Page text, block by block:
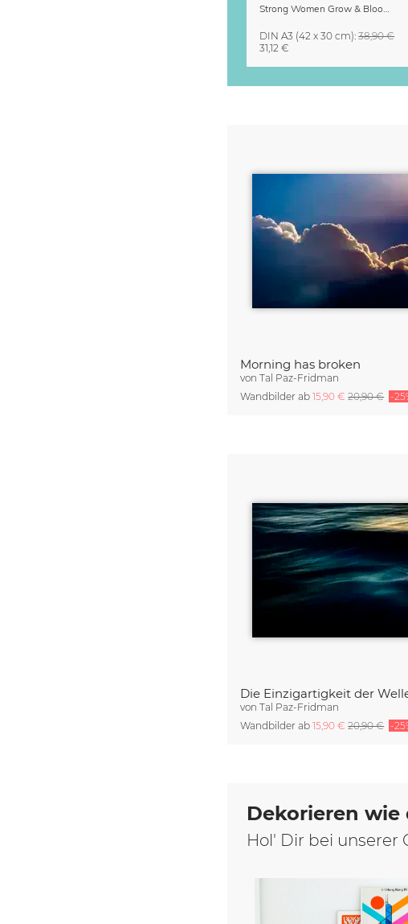
Morning has broken
vonTal Paz-Fridman
Wandbilder ab15,90 €20,90 € -
Die Einzigartigkeit der
vonTal Paz-Fridman
Wandbilder ab15,90 €20,90 € -
Strong Women Grow & Bloom Kalender 2027
DIN A3 (42 x 30 cm):38,90 €
31,12 €
Dekorieren wie
Hol' Dir bei